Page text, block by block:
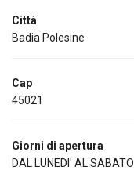
Città
Badia Polesine
Cap
45021
Giorni di apertura
DAL LUNEDI' AL SABATO